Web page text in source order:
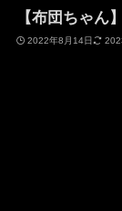
【布団ちゃん
2022年8月14日